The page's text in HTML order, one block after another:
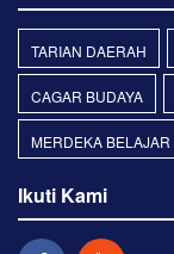
TARIAN DAERAH
CAGAR BUDAYA
MERDEKA BELAJAR
Ikuti Kami